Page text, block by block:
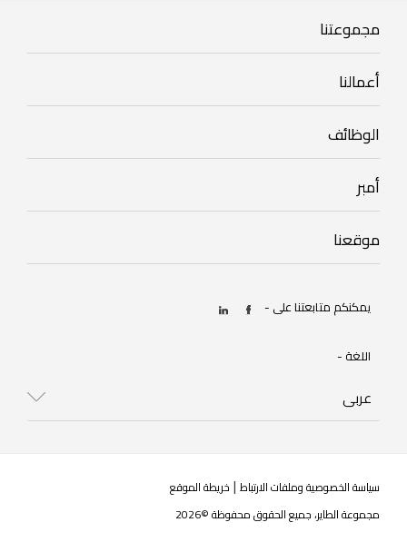
Our
Group
مجموعتنا
Our
Businesses
أعمالنا
Footer
mobile
careers
الوظائف
Footer
mobile
amber
أمبر
Footer
mobile
location
موقعنا
يمكنكم متابعتنا على -
اللغة -
Select
your
سياسة الخصوصية وملفات الارتباط | خريطة الموقع
مجموعة الطاير، جميع الحقوق محفوظة ©2026